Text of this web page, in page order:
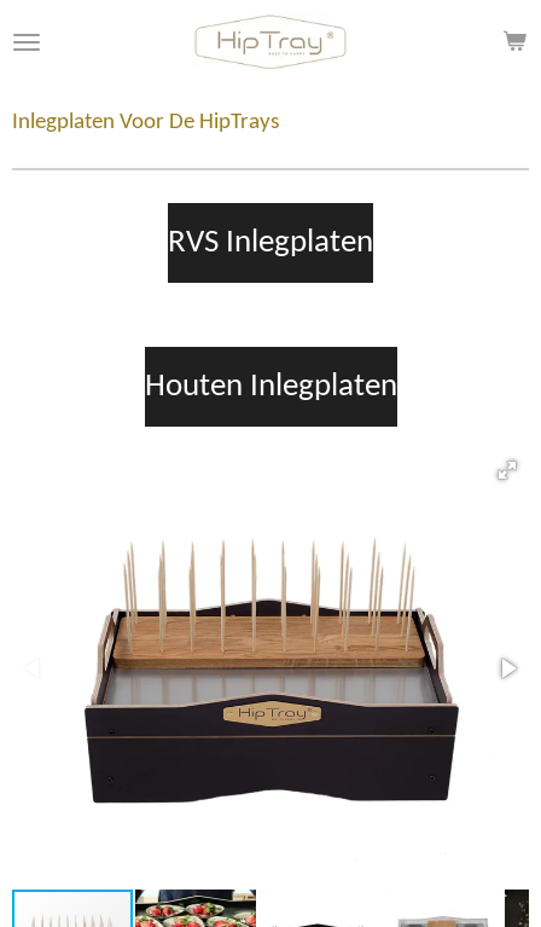
direct
de
Inlegplaten Voor De HipTrays
RVS Inlegplaten
Houten Inlegplaten